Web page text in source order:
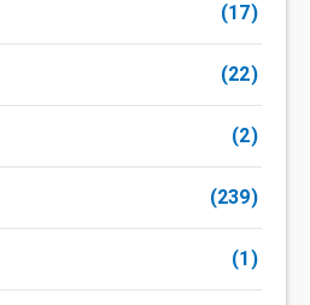
(17)
(22)
(2)
(239)
(1)